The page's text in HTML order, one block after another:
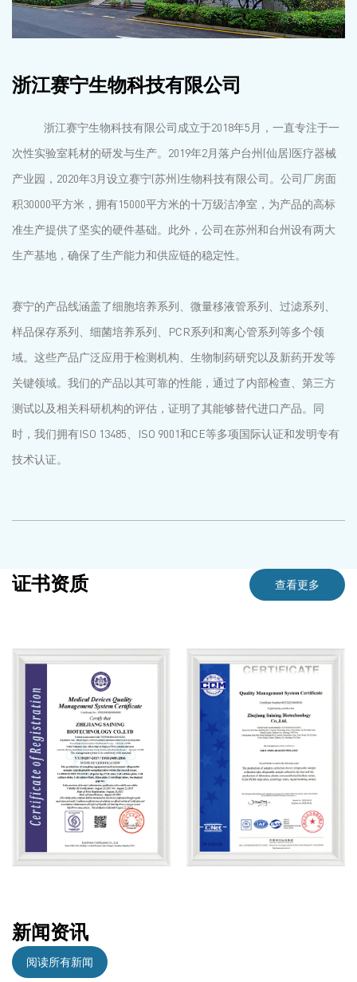
浙江赛宁生物科技有限公司
浙江赛宁生物科技有限公司成立于2018年5月，一直专注于一
次性实验室耗材的研发与生产。2019年2月落户台州(仙居)医疗器械
产业园，2020年3月设立赛宁(苏州)生物科技有限公司。公司厂房面
积30000平方米，拥有15000平方米的十万级洁净室，为产品的高标
准生产提供了坚实的硬件基础。此外，公司在苏州和台州设有两大
生产基地，确保了生产能力和供应链的稳定性。
赛宁的产品线涵盖了细胞培养系列、微量移液管系列、过滤系列、
样品保存系列、细菌培养系列、PCR系列和离心管系列等多个领
域。这些产品广泛应用于检测机构、生物制药研究以及新药开发等
关键领域。我们的产品以其可靠的性能，通过了内部检查、第三方
测试以及相关科研机构的评估，证明了其能够替代进口产品。同
时，我们拥有ISO 13485、ISO 9001和CE等多项国际认证和发明专有
技术认证。
证书资质 查看更多
新闻资讯
阅读所有新闻